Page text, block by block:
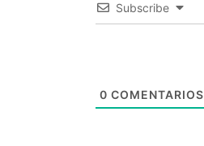
Subscribe
0 COMENTARIOS